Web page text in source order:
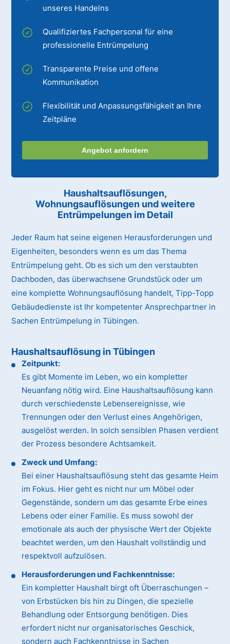
unseres Handelns
Qualifiziertes Fachpersonal für eine
professionelle Entrümpelung
Transparente Preise und offene
Kommunikation
Flexibilität und Anpassungsfähigkeit an Ihre
Zeitpläne
Angebot anfordern
Haushaltsauflösungen,
Wohnungsauflösungen und weitere
Entrümpelungen im Detail
Jeder Raum hat seine eigenen Herausforderungen und
Eigenheiten, besonders wenn es um das Thema
Entrümpelung geht. Ob es sich um den verstaubten
Dachboden, das überwachsene Grundstück oder um
eine komplette Wohnungsauflösung handelt, Tipp-Topp
Gebäudedienste ist Ihr kompetenter Ansprechpartner in
Sachen Entrümpelung in Tübingen.
Haushaltsauflösung in Tübingen
Zeitpunkt:
Es gibt Momente im Leben, wo ein kompletter
Neuanfang nötig wird. Eine Haushaltsauflösung kann
durch verschiedenste Lebensereignisse, wie
Trennungen oder den Verlust eines Angehörigen,
ausgelöst werden. In solch sensiblen Phasen verdient
der Prozess besondere Achtsamkeit.
Zweck und Umfang:
Bei einer Haushaltsauflösung steht das gesamte Heim
im Fokus. Hier geht es nicht nur um Möbel oder
Gegenstände, sondern um das gesamte Erbe eines
Lebens oder einer Familie. Es muss sowohl der
emotionale als auch der physische Wert der Objekte
beachtet werden, um den Haushalt vollständig und
respektvoll aufzulösen.
Herausforderungen und Fachkenntnisse:
Ein kompletter Haushalt birgt oft Überraschungen –
von Erbstücken bis hin zu Dingen, die spezielle
Behandlung oder Entsorgung benötigen. Dies
erfordert nicht nur organisatorisches Geschick,
sondern auch Fachkenntnisse in Sachen